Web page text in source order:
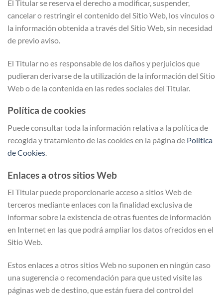
El Titular se reserva el derecho a modificar, suspender,
cancelar o restringir el contenido del Sitio Web, los vínculos o
la información obtenida a través del Sitio Web, sin necesidad
de previo aviso.
El Titular no es responsable de los daños y perjuicios que
pudieran derivarse de la utilización de la información del Sitio
Web o de la contenida en las redes sociales del Titular.
Política de cookies
Puede consultar toda la información relativa a la política de
recogida y tratamiento de las cookies en la página de Política
de Cookies.
Enlaces a otros sitios Web
El Titular puede proporcionarle acceso a sitios Web de
terceros mediante enlaces con la finalidad exclusiva de
informar sobre la existencia de otras fuentes de información
en Internet en las que podrá ampliar los datos ofrecidos en el
Sitio Web.
Estos enlaces a otros sitios Web no suponen en ningún caso
una sugerencia o recomendación para que usted visite las
páginas web de destino, que están fuera del control del